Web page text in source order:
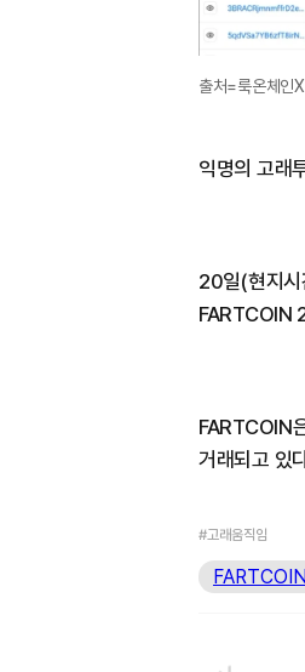
출처=룩온체인X
익명의 고래
20일(현지
FARTCOIN
FARTCOIN
거래되고 있
#고래움직임
FARTCOIN